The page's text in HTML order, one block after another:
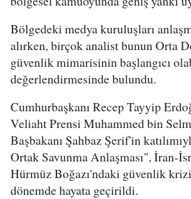
Bölgedeki medya kuruluşları
alırken, birçok analist bunun Orta
güvenlik mimarisinin başlangıcı
değerlendirmesinde bulundu.
Cumhurbaşkanı Recep Tayyip
Veliaht Prensi Muhammed bin
Başbakanı Şahbaz Şerif'in
Ortak Savunma Anlaşması", İran-
Hürmüz Boğazı'ndaki güvenlik
dönemde hayata geçirildi.